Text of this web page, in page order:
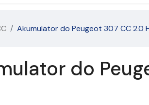
Akumulator do Peugeot 307 CC 2.0
do